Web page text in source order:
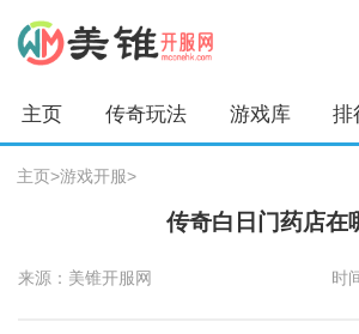
主页 传奇玩法 游戏库 排
主页>游戏开服>
传奇白日门药店在
来源：美锥开服网 时